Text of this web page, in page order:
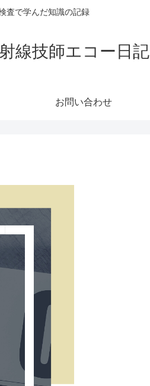
査で学んだ知識の記録
線技師エコー日記
お問い合わせ